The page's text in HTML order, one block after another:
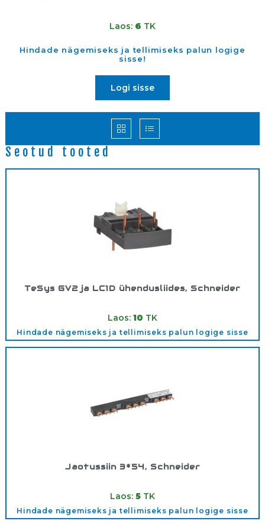
Laos: 6 TK
Hindade nägemiseks ja tellimiseks palun logige
sisse!
Logi sisse
Seotud tooted
TeSys GV2 ja LC1D ühendusliides, Schneider
Laos: 10 TK
Hindade nägemiseks ja tellimiseks palun logige sisse
Jaotussiin 3*54, Schneider
Laos: 5 TK
Hindade nägemiseks ja tellimiseks palun logige sisse